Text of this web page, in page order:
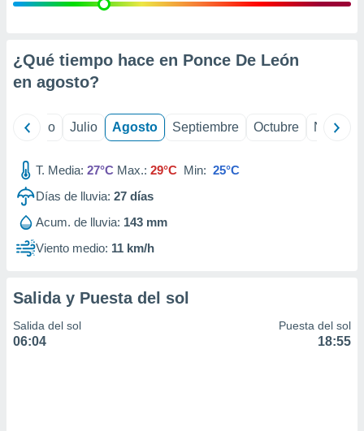
e
mediante
publicidad
de
1199
¿Qué tiempo hace en Ponce De León
en agosto?
Junio Julio Agosto Septiembre Octubre
T. Media: 27°C Max.: 29°C Min: 25°C
Días de lluvia: 27 días
Acum. de lluvia: 143 mm
Viento medio: 11 km/h
Salida y Puesta del sol
Salida del sol
06:04
Puesta del sol
18:55